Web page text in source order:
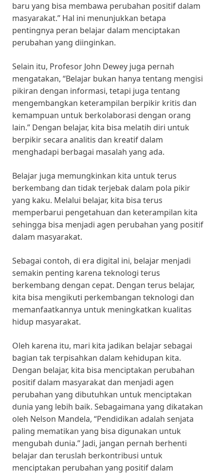
baru yang bisa membawa perubahan positif dalam
masyarakat.” Hal ini menunjukkan betapa
pentingnya peran belajar dalam menciptakan
perubahan yang diinginkan.
Selain itu, Profesor John Dewey juga pernah
mengatakan, “Belajar bukan hanya tentang mengisi
pikiran dengan informasi, tetapi juga tentang
mengembangkan keterampilan berpikir kritis dan
kemampuan untuk berkolaborasi dengan orang
lain.” Dengan belajar, kita bisa melatih diri untuk
berpikir secara analitis dan kreatif dalam
menghadapi berbagai masalah yang ada.
Belajar juga memungkinkan kita untuk terus
berkembang dan tidak terjebak dalam pola pikir
yang kaku. Melalui belajar, kita bisa terus
memperbarui pengetahuan dan keterampilan kita
sehingga bisa menjadi agen perubahan yang positif
dalam masyarakat.
Sebagai contoh, di era digital ini, belajar menjadi
semakin penting karena teknologi terus
berkembang dengan cepat. Dengan terus belajar,
kita bisa mengikuti perkembangan teknologi dan
memanfaatkannya untuk meningkatkan kualitas
hidup masyarakat.
Oleh karena itu, mari kita jadikan belajar sebagai
bagian tak terpisahkan dalam kehidupan kita.
Dengan belajar, kita bisa menciptakan perubahan
positif dalam masyarakat dan menjadi agen
perubahan yang dibutuhkan untuk menciptakan
dunia yang lebih baik. Sebagaimana yang dikatakan
oleh Nelson Mandela, “Pendidikan adalah senjata
paling mematikan yang bisa digunakan untuk
mengubah dunia.” Jadi, jangan pernah berhenti
belajar dan teruslah berkontribusi untuk
menciptakan perubahan yang positif dalam